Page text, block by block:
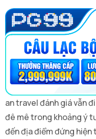
an travel đánh giá vẫn
đê mê trong khoảng ý
đến địa điểm đứng